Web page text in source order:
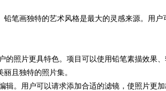
笔画独特的艺术风格是最大的灵感来源。用
的照片更具特色。项目可以使用铅笔素描效果
且独特的照片集。
辑。用户可以请求添加合适的滤镜，使照片更